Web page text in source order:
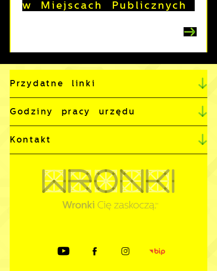
w Miejscach Publicznych
Przydatne linki
Godziny pracy urzędu
Kontakt